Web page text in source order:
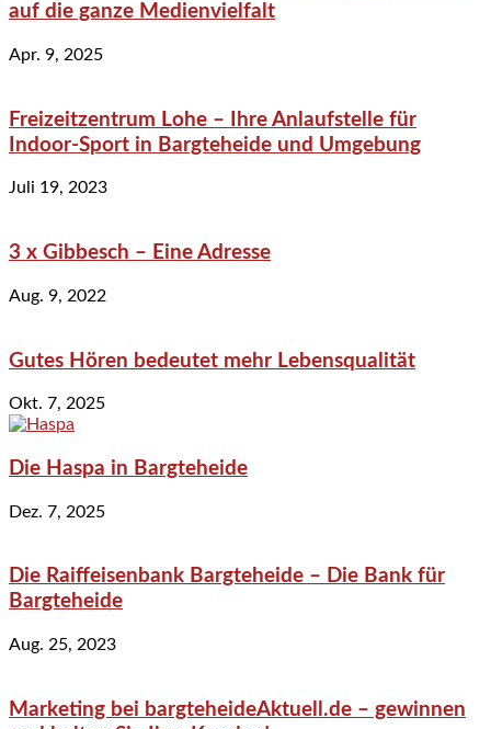
auf die ganze Medienvielfalt
Apr. 9, 2025
Freizeitzentrum Lohe – Ihre Anlaufstelle für
Indoor-Sport in Bargteheide und Umgebung
Juli 19, 2023
3 x Gibbesch – Eine Adresse
Aug. 9, 2022
Gutes Hören bedeutet mehr Lebensqualität
Okt. 7, 2025
Die Haspa in Bargteheide
Dez. 7, 2025
Die Raiffeisenbank Bargteheide – Die Bank für
Bargteheide
Aug. 25, 2023
Marketing bei bargteheideAktuell.de – gewinnen